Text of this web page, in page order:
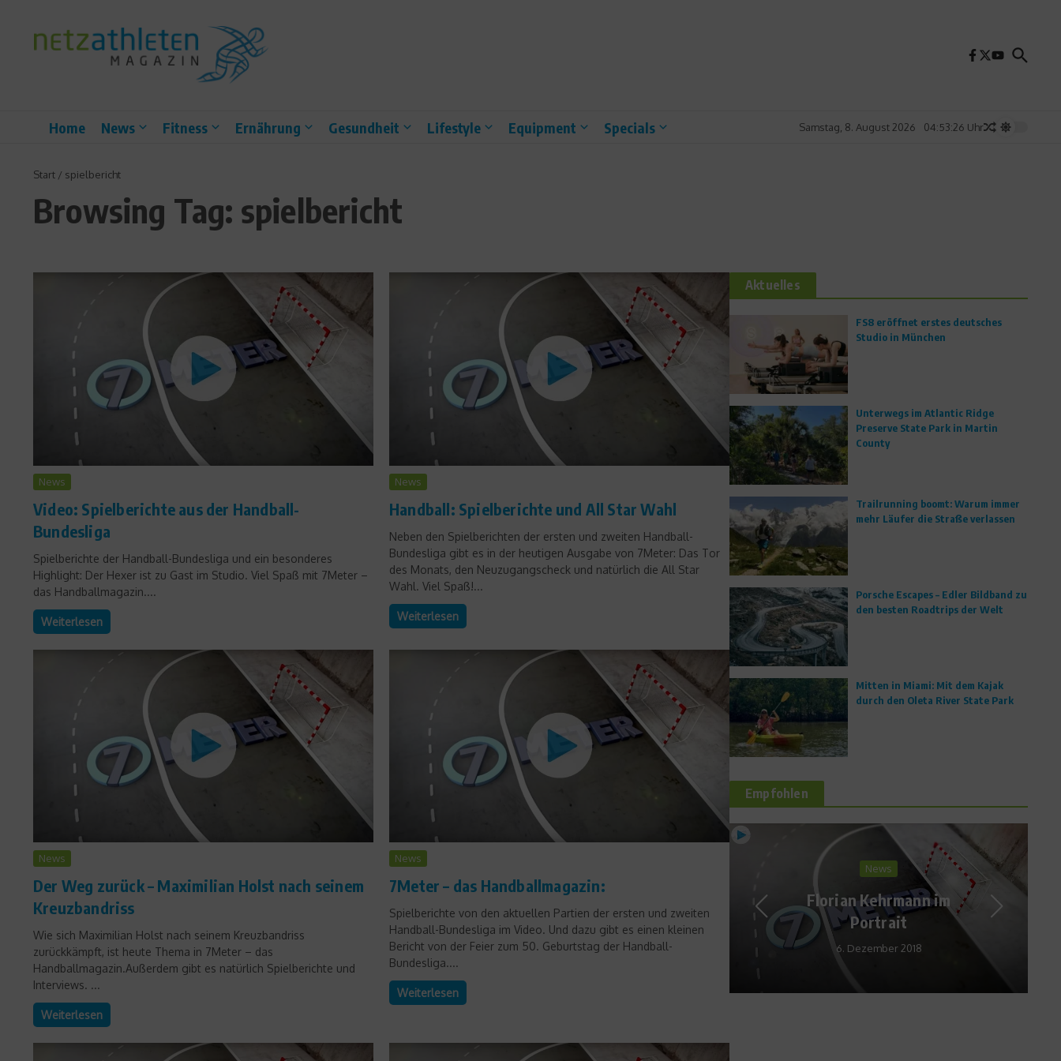
Home News Fitness Ernährung Gesundheit Lifestyle Equipment Specials Samstag, 8. August 2026 04:53:27 Uhr
Start / spielbericht
Browsing Tag: spielbericht
News
Video: Spielberichte aus der Handball-
Bundesliga
Spielberichte der Handball-Bundesliga und ein besonderes
Highlight: Der Hexer ist zu Gast im Studio. Viel Spaß mit 7Meter –
das Handballmagazin....
Weiterlesen
News
Handball: Spielberichte und All Star Wahl
Neben den Spielberichten der ersten und zweiten Handball-
Bundesliga gibt es in der heutigen Ausgabe von 7Meter: Das Tor
des Monats, den Neuzugangscheck und natürlich die All Star
Wahl. Viel Spaß!...
Weiterlesen
News
Der Weg zurück – Maximilian Holst nach seinem
Kreuzbandriss
Wie sich Maximilian Holst nach seinem Kreuzbandriss
zurückkämpft, ist heute Thema in 7Meter – das
Handballmagazin.Außerdem gibt es natürlich Spielberichte und
Interviews. ...
Weiterlesen
News
7Meter – das Handballmagazin:
Spielberichte von den aktuellen Partien der ersten und zweiten
Handball-Bundesliga im Video. Und dazu gibt es einen kleinen
Bericht von der Feier zum 50. Geburtstag der Handball-
Bundesliga....
Weiterlesen
Aktuelles
FS8 eröffnet erstes deutsches
Studio in München
Unterwegs im Atlantic Ridge
Preserve State Park in Martin
County
Trailrunning boomt: Warum immer
mehr Läufer die Straße verlassen
Porsche Escapes – Edler Bildband zu
den besten Roadtrips der Welt
Mitten in Miami: Mit dem Kajak
durch den Oleta River State Park
Empfohlen
Florian Kehrmann im
Portrait
6. Dezember 2018
Sports Inside
Curling – German Masters in
Hamburg live
24. Januar 2014